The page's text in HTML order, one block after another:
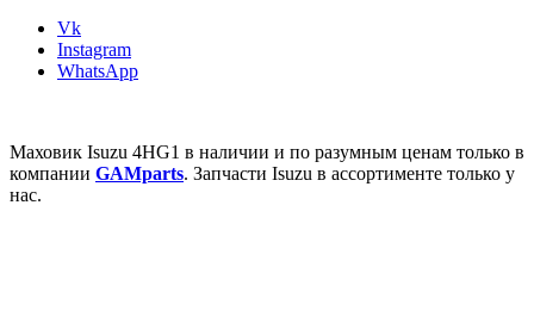
Vk
Instagram
WhatsApp
Маховик Isuzu 4HG1 в наличии и по разумным ценам только в
компании GAMparts. Запчасти Isuzu в ассортименте только у
нас.